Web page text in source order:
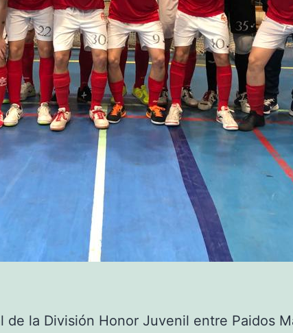
de la División Honor Juvenil entre Paidos